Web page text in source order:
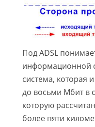
Под ADSL
информационной
система, которая
до восьми Мбит в
которую
более пяти